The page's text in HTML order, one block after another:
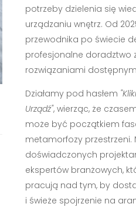
potrzeby dzielenia się
urządzaniu wnętrz. Od
przewodnika po świecie
profesjonalne doradztwo
rozwiązaniami
Działamy pod hasłem
Urządź", wierząc, że
może być początkiem
metamorfozy przestrzeni.
doświadczonych
ekspertów branżowych,
pracują nad tym, by
i świeże spojrzenie na